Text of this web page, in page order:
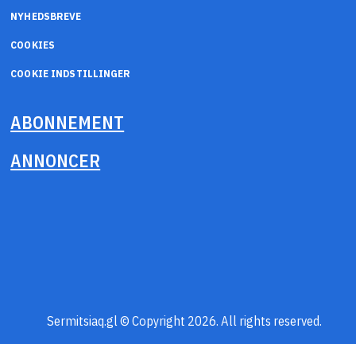
NYHEDSBREVE
COOKIES
COOKIE INDSTILLINGER
ABONNEMENT
ANNONCER
Sermitsiaq.gl © Copyright 2026. All rights reserved.